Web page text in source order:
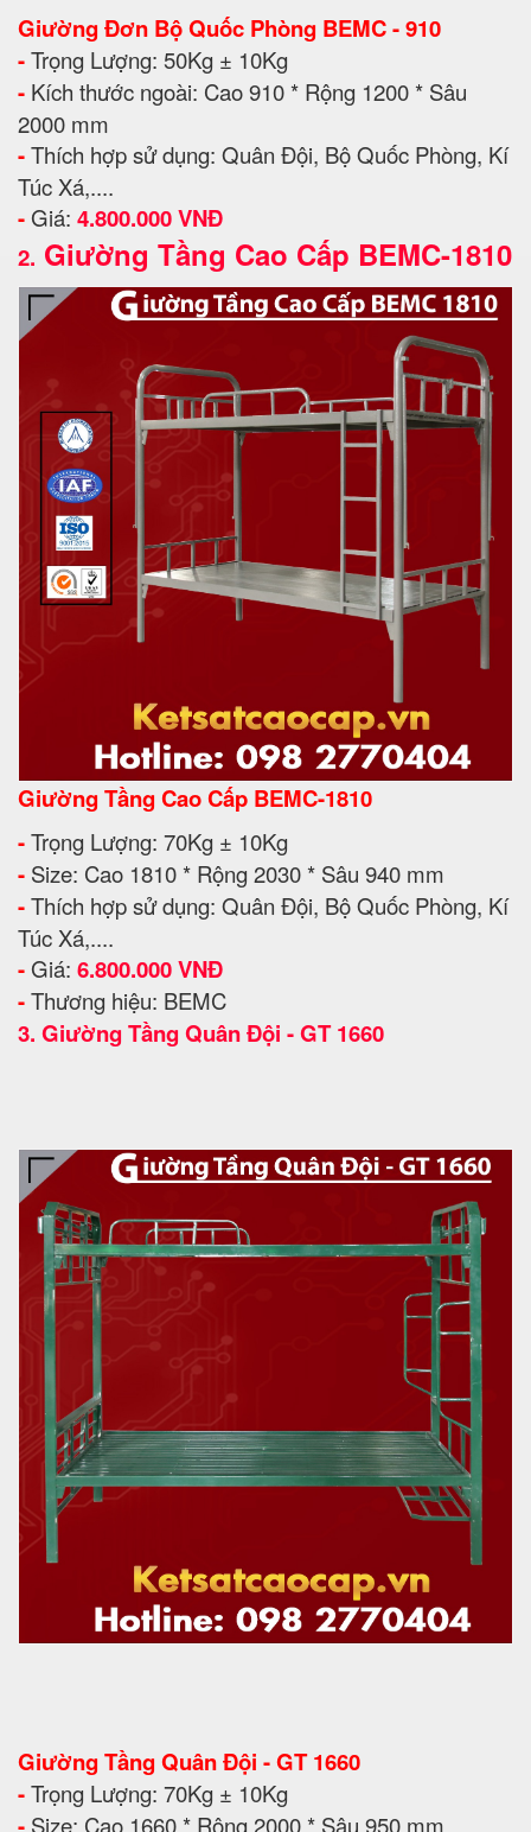
Giường Đơn Bộ Quốc Phòng BEMC - 910
-Trọng Lượng: 50Kg ± 10Kg
- Kích thước ngoài: Cao 910 * Rộng 1200 * Sâu
2000 mm
-Thích hợp sử dụng: Quân Đội, Bộ Quốc Phòng, Kí
Túc Xá,....
- Giá: 4.800.000 VNĐ
2. Giường Tầng Cao Cấp BEMC-1810
Giường Tầng Cao Cấp BEMC-1810
-Trọng Lượng: 70Kg ± 10Kg
- Size: Cao 1810 * Rộng 2030 * Sâu 940 mm
-Thích hợp sử dụng: Quân Đội, Bộ Quốc Phòng, Kí
Túc Xá,....
- Giá: 6.800.000 VNĐ
-Thương hiệu: BEMC
3. Giường Tầng Quân Đội - GT 1660
Giường Tầng Quân Đội - GT 1660
-Trọng Lượng: 70Kg ± 10Kg
- Size: Cao 1660 * Rộng 2000 * Sâu 950 mm